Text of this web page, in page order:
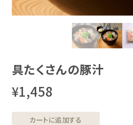
具たくさんの豚汁
¥1,458
カートに追加する